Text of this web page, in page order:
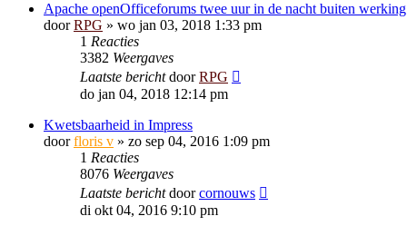
Apache openOfficeforums twee uur in de nacht buiten werking
doorRPG » wo jan 03, 2018 1:33 pm
1 Reacties
3382 Weergaves
Laatste berichtdoorRPG
do jan 04, 2018 12:14 pm
Kwetsbaarheid in Impress
doorfloris v » zo sep 04, 2016 1:09 pm
1 Reacties
8076 Weergaves
Laatste berichtdoorcornouws
di okt 04, 2016 9:10 pm